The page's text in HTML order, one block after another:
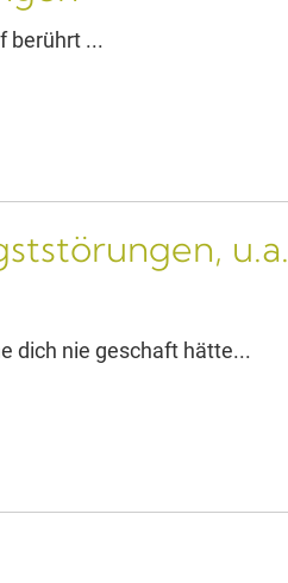
berührt ...
u.a.
dich nie geschaft hätte...